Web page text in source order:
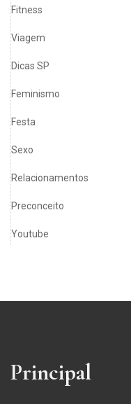
Fitness
Viagem
Dicas SP
Feminismo
Festa
Sexo
Relacionamentos
Preconceito
Youtube
Principal